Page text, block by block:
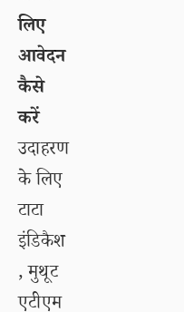
लिए
आवेदन
कैसे
करें
उदाहरण
के लिए
टाटा
इंडिकैश
, मुथूट
एटीएम